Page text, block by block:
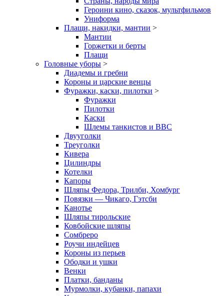
Героини кино, сказок, мультфильмов
Униформа
Плащи, накидки, мантии >
Мантии
Горжетки и берты
Плащи
Головные уборы >
Диадемы и гребни
Короны и царские венцы
Фуражки, каски, пилотки >
Фуражки
Пилотки
Каски
Шлемы танкистов и ВВС
Двууголки
Треуголки
Кивера
Цилиндры
Котелки
Капоры
Шляпы Федора, Трилби, Хомбург
Повязки — Чикаго, Гэтсби
Канотье
Шляпы тирольские
Ковбойские шляпы
Сомбреро
Роучи индейцев
Короны из перьев
Ободки и ушки
Венки
Платки, банданы
Мурмолки, кубанки, папахи